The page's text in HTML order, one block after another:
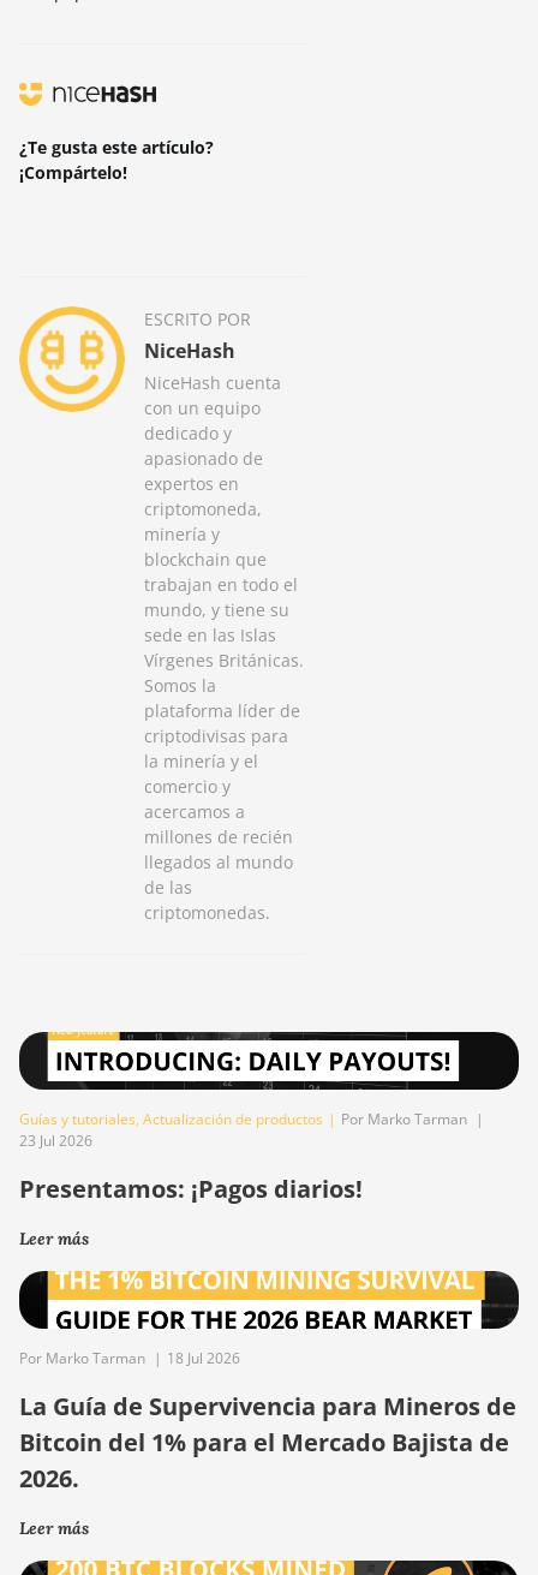
¿Te gusta este artículo?
¡Compártelo!
ESCRITO POR
NiceHash
NiceHash cuenta
con un equipo
dedicado y
apasionado de
expertos en
criptomoneda,
minería y
blockchain que
trabajan en todo el
mundo, y tiene su
sede en las Islas
Vírgenes Británicas.
Somos la
plataforma líder de
criptodivisas para
la minería y el
comercio y
acercamos a
millones de recién
llegados al mundo
de las
criptomonedas.
Guías y tutoriales, Actualización de productos | Por Marko Tarman |
23 Jul 2026
Presentamos: ¡Pagos diarios!
Leer más
Por Marko Tarman | 18 Jul 2026
La Guía de Supervivencia para Mineros de
Bitcoin del 1% para el Mercado Bajista de
2026.
Leer más